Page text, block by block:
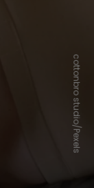
cottonbro studio/Pexels